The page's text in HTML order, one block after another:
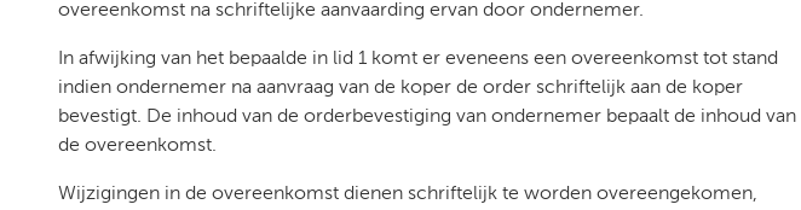
overeenkomst na schriftelijke aanvaarding ervan door ondernemer.
In afwijking van het bepaalde in lid 1 komt er eveneens een overeenkomst tot stand
indien ondernemer na aanvraag van de koper de order schriftelijk aan de koper
bevestigt. De inhoud van de orderbevestiging van ondernemer bepaalt de inhoud van
de overeenkomst.
Wijzigingen in de overeenkomst dienen schriftelijk te worden overeengekomen,